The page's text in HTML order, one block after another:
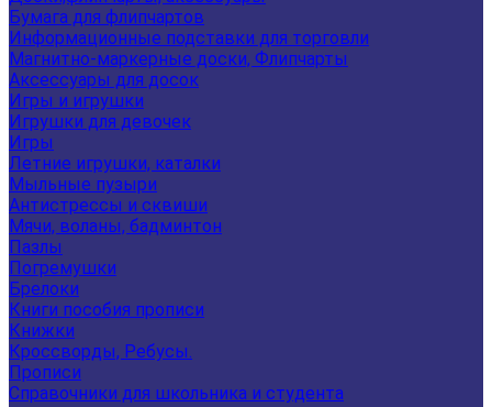
Бумага для флипчартов
Информационные подставки для торговли
Магнитно-маркерные доски, Флипчарты
Аксессуары для досок
Игры и игрушки
Игрушки для девочек
Игры
Летние игрушки, каталки
Мыльные пузыри
Антистрессы и сквиши
Мячи, воланы, бадминтон
Пазлы
Погремушки
Брелоки
Книги пособия прописи
Книжки
Кроссворды, Ребусы.
Прописи
Справочники для школьника и студента